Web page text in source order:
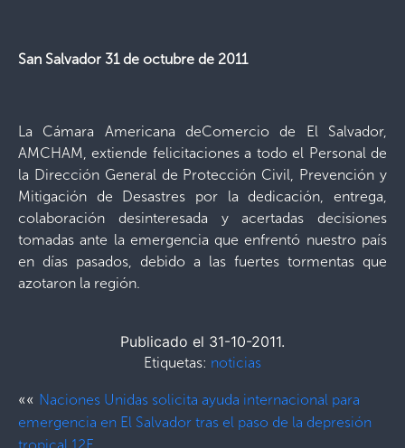
San Salvador 31 de octubre de 2011
La Cámara Americana deComercio de El Salvador,
AMCHAM, extiende felicitaciones a todo el Personal de
la Dirección General de Protección Civil, Prevención y
Mitigación de Desastres por la dedicación, entrega,
colaboración desinteresada y acertadas decisiones
tomadas ante la emergencia que enfrentó nuestro país
en días pasados, debido a las fuertes tormentas que
azotaron la región.
Publicado el 31-10-2011.
Etiquetas: noticias
«« Naciones Unidas solicita ayuda internacional para
emergencia en El Salvador tras el paso de la depresión